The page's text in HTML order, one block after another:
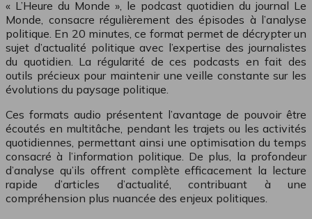
« L’Heure du Monde », le podcast quotidien du journal Le
Monde, consacre régulièrement des épisodes à l’analyse
politique. En 20 minutes, ce format permet de décrypter un
sujet d’actualité politique avec l’expertise des journalistes
du quotidien. La régularité de ces podcasts en fait des
outils précieux pour maintenir une veille constante sur les
évolutions du paysage politique.
Ces formats audio présentent l’avantage de pouvoir être
écoutés en multitâche, pendant les trajets ou les activités
quotidiennes, permettant ainsi une optimisation du temps
consacré à l’information politique. De plus, la profondeur
d’analyse qu’ils offrent complète efficacement la lecture
rapide d’articles d’actualité, contribuant à une
compréhension plus nuancée des enjeux politiques.